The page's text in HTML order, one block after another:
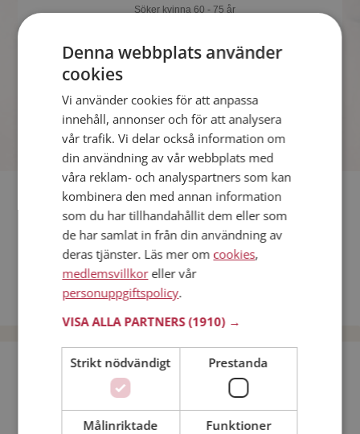
Söker kvinna 60 - 75 år
andra singlar om du är medlem på
Mötesplatsen. Du kan bli medlem fort
Fler singlar
Fler singelmän från Härnösand:Markus,Johan,Andreas
Kvinnor från Härnösand
Dejta kvinnor i Sverige
Dejta män i Sverige
Bli medlem utan kostnad!
Jag är en: Man Kvinna
Denna webbplats använder
cookies
Vi använder cookies för att anpassa
innehåll, annonser och för att analysera
vår trafik. Vi delar också information om
din användning av vår webbplats med
våra reklam- och analyspartners som kan
kombinera den med annan information
som du har tillhandahållit dem eller som
de har samlat in från din användning av
deras tjänster. Läs mer om cookies,
medlemsvillkoreller vår
personuppgiftspolicy.
VISA ALLA PARTNERS(1910) →
Strikt nödvändigt Prestanda
Målinriktade Funktioner